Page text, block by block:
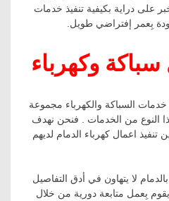
على دراية بكيفية تنفيذ خدمات
بِعمر إفتراضي طويل.
وكهرباء
السباكة والكهرباء مجموعة
النوع من الخدمات . فنحن نهدف
اعمال كهرباء الدمام لديهم
لا يتهاون في أدق التفاصيل
بِعمل متابعة دورية من خلال